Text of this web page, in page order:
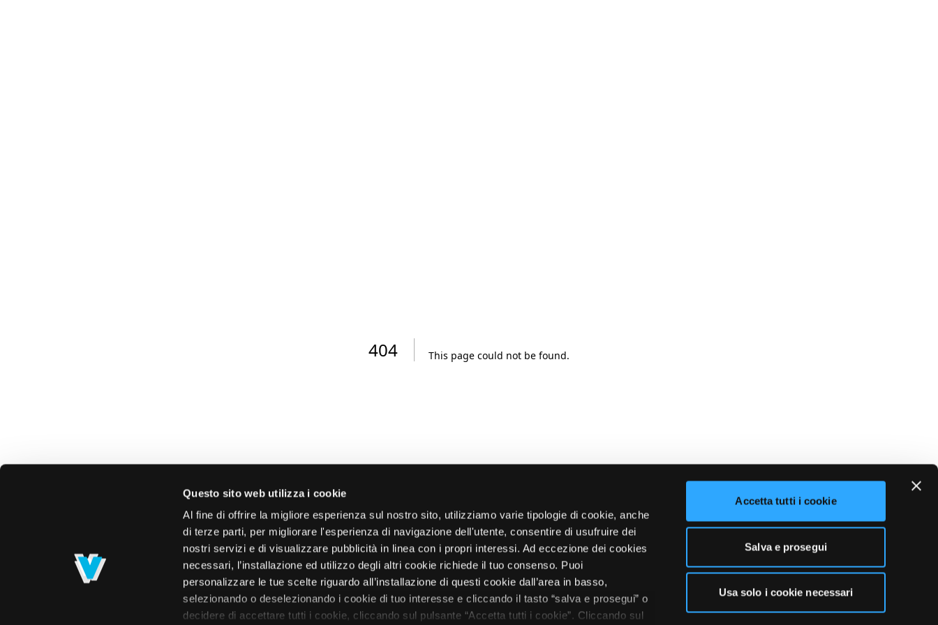
Questo sito web utilizza i cookie
Al fine di offrire la migliore esperienza sul nostro sito, utilizziamo varie tipologie di cookie, anche
di terze parti, per migliorare l'esperienza di navigazione dell'utente, consentire di usufruire dei
nostri servizi e di visualizzare pubblicità in linea con i propri interessi. Ad eccezione dei cookies
necessari, l’installazione ed utilizzo degli altri cookie richiede il tuo consenso. Puoi
personalizzare le tue scelte riguardo all’installazione di questi cookie dall’area in basso,
selezionando o deselezionando i cookie di tuo interesse e cliccando il tasto “salva e prosegui” o
decidere di accettare tutti i cookie, cliccando sul pulsante “Accetta tutti i cookie”. Cliccando sul
Accetta tutti i cookie
Salva e prosegui
Usa solo i cookie necessari
404 This page could not be found.